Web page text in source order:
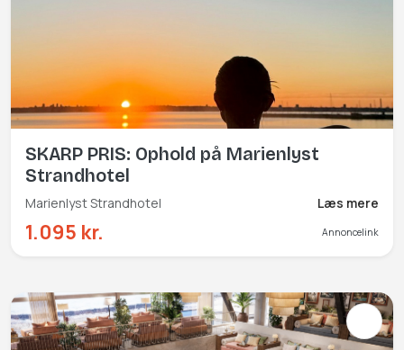
SKARP PRIS: Ophold på Marienlyst
Strandhotel
Marienlyst Strandhotel Læs mere
1.095 kr. Annoncelink